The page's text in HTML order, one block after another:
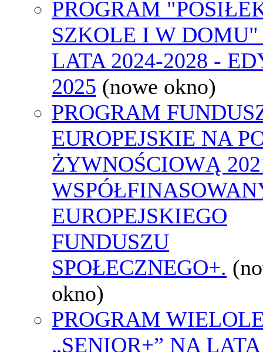
PROGRAM
SZKOLE I W
LATA 2024-2028 -
2025 (nowe okno)
PROGRAM
EUROPEJSKIE NA
ŻYWNOŚCIOWĄ
EUROPEJSKIEGO
FUNDUSZU
SPOŁECZNEGO+.
okno)
PROGRAM
„SENIOR+” NA